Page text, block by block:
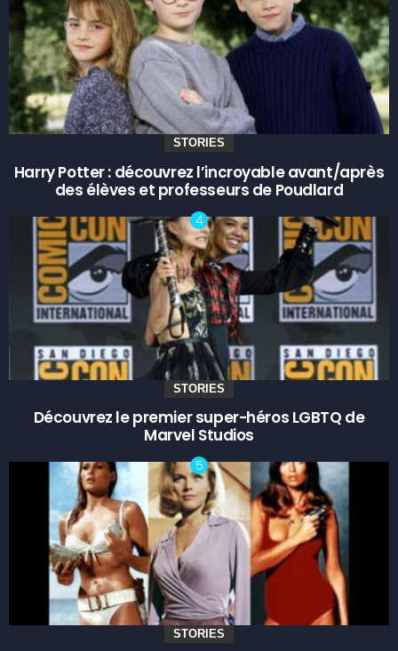
STORIES
Harry Potter : découvrez l’incroyable avant/après
des élèves et professeurs de Poudlard
STORIES
Découvrez le premier super-héros LGBTQ de
Marvel Studios
STORIES